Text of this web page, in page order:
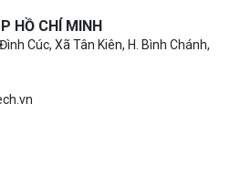
HỒ CHÍ MINH
Cúc, Xã Tân Kiên, H. Bình Chánh,